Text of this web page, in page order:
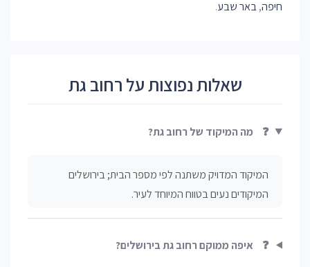
חיפה,באר שבע.
שאלות נפוצות על רחוב גת
❓ מה המיקוד של רחוב גת?
המיקוד המדויק משתנה לפי מספר הבית; בירושלים
המיקודים נעים בטווח המיוחד לעיר.
❓ איפה ממוקם רחוב גת בירושלים?